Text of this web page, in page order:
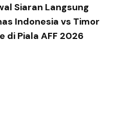
Siaran Langsung
Indonesia vs Timor
di Piala AFF 2026